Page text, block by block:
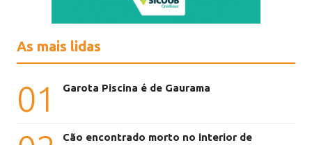
As mais lidas
01 Garota Piscina é de Gaurama
Cão encontrado morto no interior de